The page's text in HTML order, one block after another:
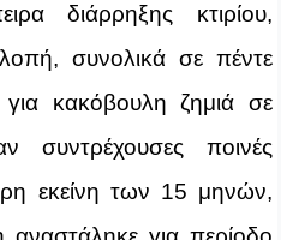
διάρρηξης κτιρίου,
συνολικά σε πέντε
κακόβουλη ζημιά σε
συντρέχουσες ποινές
εκείνη των 15 μηνών,